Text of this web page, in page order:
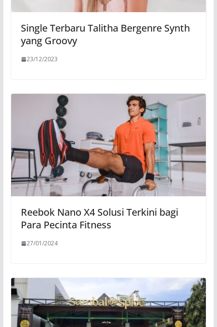
Single Terbaru Talitha Bergenre Synth
yang Groovy
23/12/2023
Reebok Nano X4 Solusi Terkini bagi
Para Pecinta Fitness
27/01/2024